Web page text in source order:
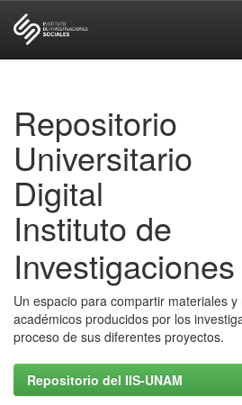
Repositorio
Universitario
Digital
Instituto de
Un espacio para compartir materiales
académicos producidos por los
proceso de sus diferentes proyectos.
Repositorio del IIS-UNAM